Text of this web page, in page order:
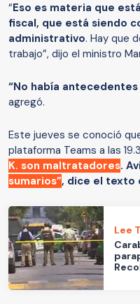
“Eso es materia que
fiscal, que está siendo
administrativo. Hay que
trabajo”, dijo el ministro
“No había
agregó.
Este jueves se conoció
plataforma Teams a las
K. son maltratadores.
sumarios”, dice el texto
Lee